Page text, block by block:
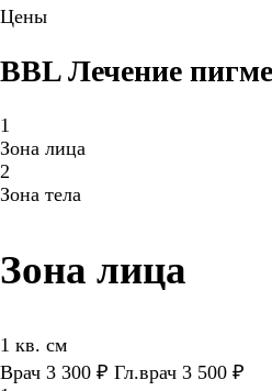
Цены
BBL Лечение
1
Зона лица
2
Зона тела
Зона лица
1 кв. см
Врач 3 300 ₽ Гл.врач 3 500 ₽